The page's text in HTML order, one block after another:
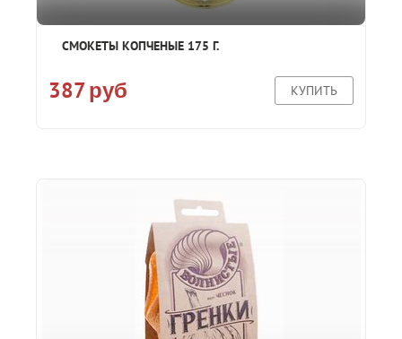
СМОКЕТЫ КОПЧЕНЫЕ 175 Г.
387 руб КУПИТЬ